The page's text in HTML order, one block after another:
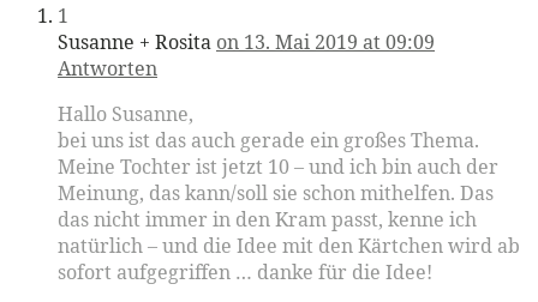
1
Susanne + Rosita on 13. Mai 2019 at 09:09
Antworten
Hallo Susanne,
bei uns ist das auch gerade ein großes Thema.
Meine Tochter ist jetzt 10 – und ich bin auch der
Meinung, das kann/soll sie schon mithelfen. Das
das nicht immer in den Kram passt, kenne ich
natürlich – und die Idee mit den Kärtchen wird ab
sofort aufgegriffen … danke für die Idee!